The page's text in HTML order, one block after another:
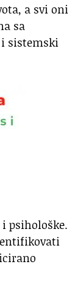
a svi oni
sa
sistemski
psihološke.